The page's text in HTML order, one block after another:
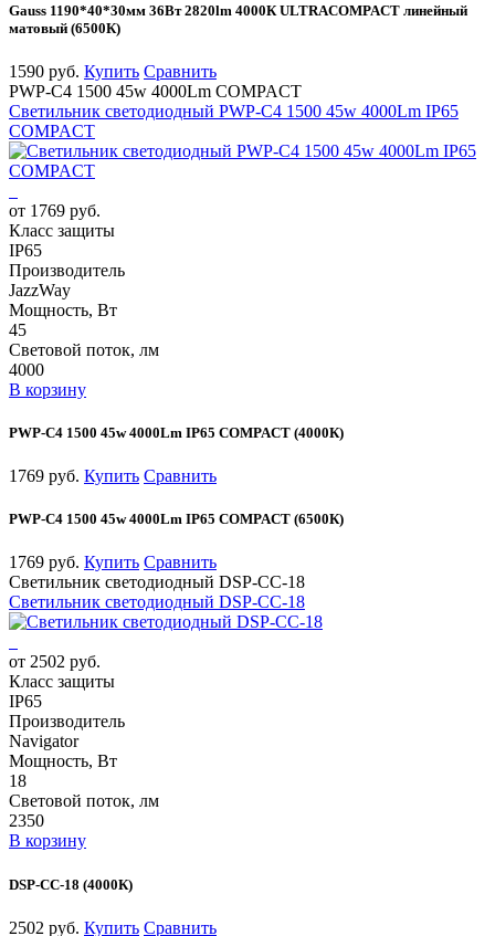
Gauss 1190*40*30мм 36Вт 2820lm 4000К ULTRACOMPACT линейный
матовый (6500К)
1590 руб. Купить Сравнить
PWP-С4 1500 45w 4000Lm COMPACT
Светильник светодиодный PWP-С4 1500 45w 4000Lm IP65
COMPACT
от 1769 руб.
Класс защиты
IP65
Производитель
JazzWay
Мощность, Вт
45
Световой поток, лм
4000
В корзину
PWP-С4 1500 45w 4000Lm IP65 COMPACT (4000К)
1769 руб. Купить Сравнить
PWP-С4 1500 45w 4000Lm IP65 COMPACT (6500К)
1769 руб. Купить Сравнить
Светильник светодиодный DSP-CC-18
Светильник светодиодный DSP-CC-18
от 2502 руб.
Класс защиты
IP65
Производитель
Navigator
Мощность, Вт
18
Световой поток, лм
2350
В корзину
DSP-CC-18 (4000К)
2502 руб. Купить Сравнить